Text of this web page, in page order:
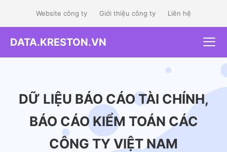
content
Website công ty Giới thiệu công ty Liên hệ
DATA.KRESTON.VN
DỮ LIỆU BÁO CÁO TÀI CHÍNH,
BÁO CÁO KIỂM TOÁN CÁC
CÔNG TY VIỆT NAM